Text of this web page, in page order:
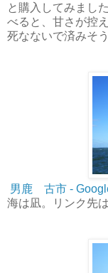
と購入してみまし
べると、甘さが控
死なないで済みそ
男鹿 古市 -
海は凪。リンク先